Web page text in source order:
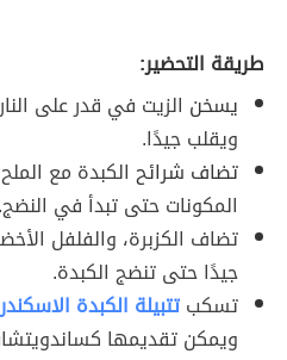
طريقة التحضير:
يسخن الزيت في قدر على
ويقلب جيدًا.
تضاف شرائحالكبدة مع
المكونات حتى تبدأ في النضج.
تضاف الكزبرة، والفلفل
جيدًا حتى تنضج الكبدة.
تسكبتتبيلة الكبدة
ويمكن تقديمها